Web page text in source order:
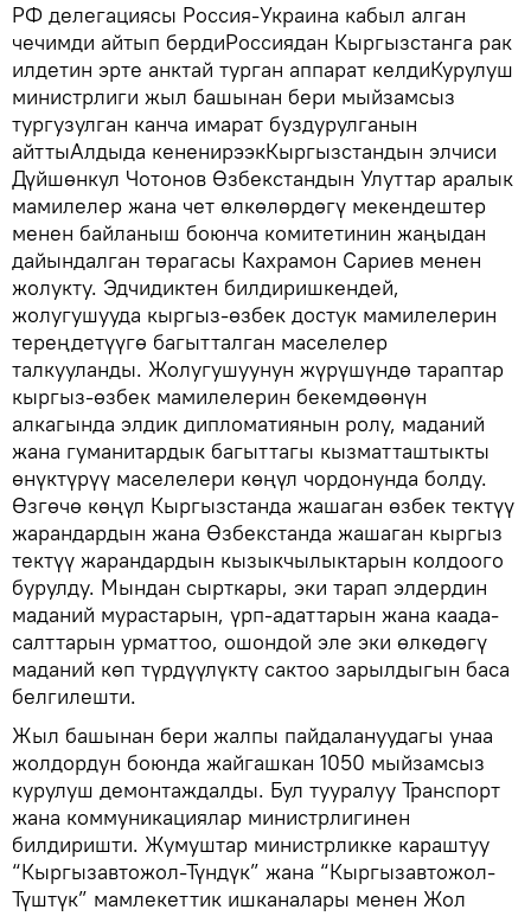
РФ делегациясы Россия-Украина кабыл алган
чечимди айтып бердиРоссиядан Кыргызстанга рак
илдетин эрте анктай турган аппарат келдиКурулуш
министрлиги жыл башынан бери мыйзамсыз
тургузулган канча имарат буздурулганын
айттыАлдыда кененирээкКыргызстандын элчиси
Дүйшөнкул Чотонов Өзбекстандын Улуттар аралык
мамилелер жана чет өлкөлөрдөгү мекендештер
менен байланыш боюнча комитетинин жаңыдан
дайындалган төрагасы Кахрамон Сариев менен
жолукту. Эдчидиктен билдиришкендей,
жолугушууда кыргыз-өзбек достук мамилелерин
тереңдетүүгө багытталган маселелер
талкууланды. Жолугушуунун жүрүшүндө тараптар
кыргыз-өзбек мамилелерин бекемдөөнүн
алкагында элдик дипломатиянын ролу, маданий
жана гуманитардык багыттагы кызматташтыкты
өнүктүрүү маселелери көңүл чордонунда болду.
Өзгөчө көңүл Кыргызстанда жашаган өзбек тектүү
жарандардын жана Өзбекстанда жашаган кыргыз
тектүү жарандардын кызыкчылыктарын колдоого
бурулду. Мындан сырткары, эки тарап элдердин
маданий мурастарын, үрп-адаттарын жана каада-
салттарын урматтоо, ошондой эле эки өлкөдөгү
маданий көп түрдүүлүктү сактоо зарылдыгын баса
белгилешти.
Жыл башынан бери жалпы пайдалануудагы унаа
жолдордун боюнда жайгашкан 1050 мыйзамсыз
курулуш демонтаждалды. Бул тууралуу Транспорт
жана коммуникациялар министрлигинен
билдиришти. Жумуштар министрликке караштуу
“Кыргызавтожол-Түндүк” жана “Кыргызавтожол-
Түштүк” мамлекеттик ишканалары менен Жол